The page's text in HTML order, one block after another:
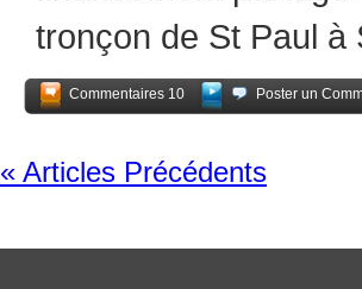
tronçon de St Paul
Commentaires 10
Poster un
« Articles Précédents